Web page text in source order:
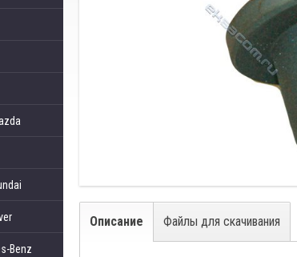
Benz
Описание Файлы для скачивания